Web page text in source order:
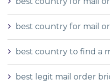
best country for mail
best country to find a
best legit mail order